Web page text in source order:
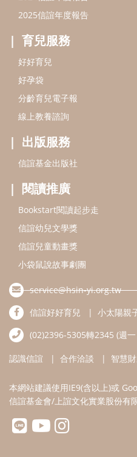
2025信誼年度報告
育兒服務
好好育兒
好孕袋
分齡育兒電子報
線上教養諮詢
出版服務
信誼基金出版社
閱讀推廣
Bookstart閱讀起步走
信誼幼兒文學獎
信誼兒童動畫獎
小袋鼠說故事劇團
service@hsin-yi.org.tw
信誼好好育兒
小太陽親
(02)2396-5305轉2345 (週
認識信誼 合作洽談 智慧
本網站建議使用IE9(含以上)或
信誼基金會/上誼文化實業股份有